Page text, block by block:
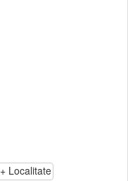
+ Localitate